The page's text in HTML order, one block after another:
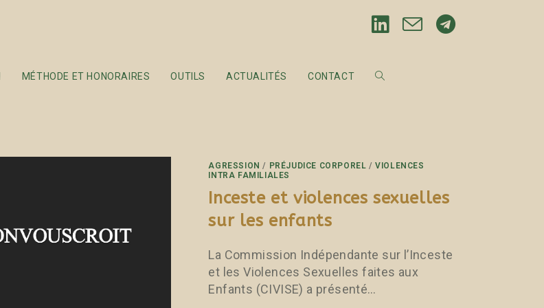
MÉTHODE ET HONORAIRES OUTILS ACTUALITÉS CONTACT
AGRESSION / PRÉJUDICE CORPOREL /VIOLENCES
INTRA FAMILIALES
Inceste et violences sexuelles
sur les enfants
La Commission Indépendante sur l’Inceste
et les Violences Sexuelles faites aux
Enfants (CIVISE) a présenté…